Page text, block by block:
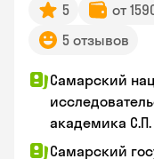
5 от
5 отзывов
Самарский
академика
Самарский